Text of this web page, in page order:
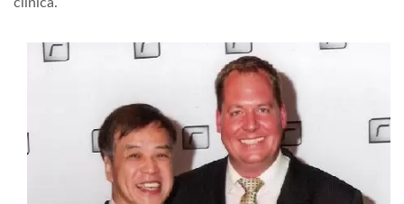
clínica.